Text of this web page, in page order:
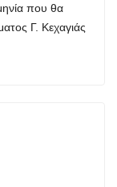
που θα
Γ. Κεχαγιάς